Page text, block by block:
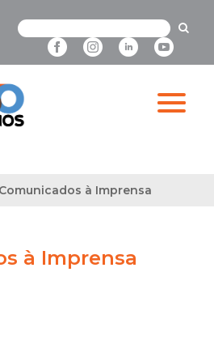
Comunicados à Imprensa
à Imprensa